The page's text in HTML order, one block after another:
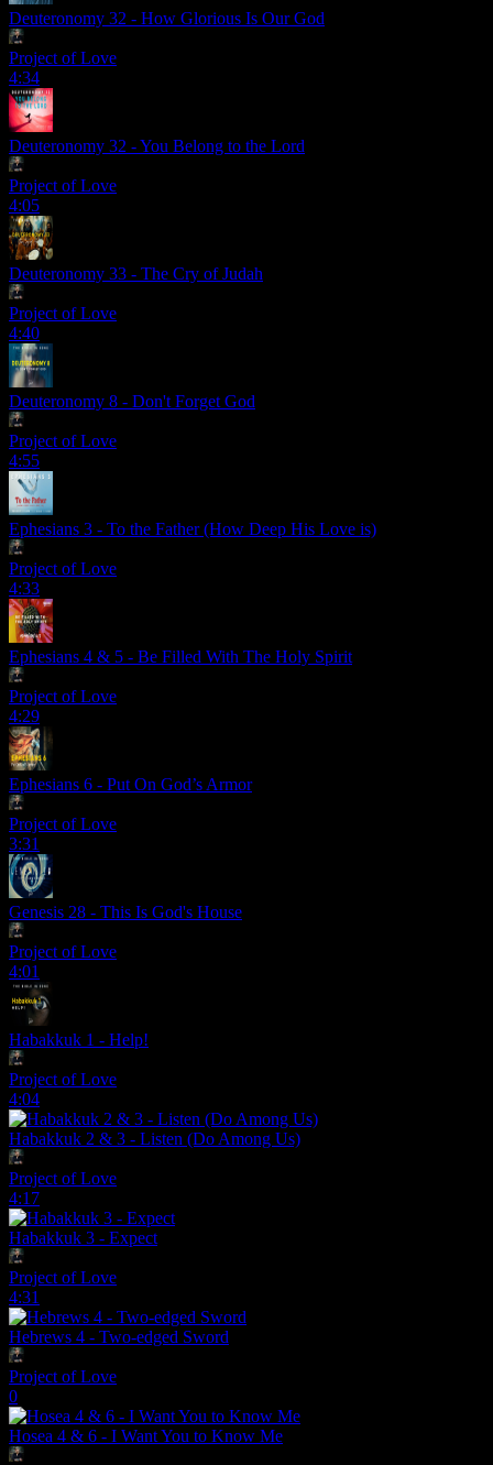
Deuteronomy 32 - How Glorious Is Our God
Project of Love
4:34
Deuteronomy 32 - You Belong to the Lord
Project of Love
4:05
Deuteronomy 33 - The Cry of Judah
Project of Love
4:40
Deuteronomy 8 - Don't Forget God
Project of Love
4:55
Ephesians 3 - To the Father (How Deep His Love is)
Project of Love
4:33
Ephesians 4 & 5 - Be Filled With The Holy Spirit
Project of Love
4:29
Ephesians 6 - Put On God’s Armor
Project of Love
3:31
Genesis 28 - This Is God's House
Project of Love
4:01
Habakkuk 1 - Help!
Project of Love
4:04
Habakkuk 2 & 3 - Listen (Do Among Us)
Project of Love
4:17
Habakkuk 3 - Expect
Project of Love
4:31
Hebrews 4 - Two-edged Sword
Project of Love
0
Hosea 4 & 6 - I Want You to Know Me